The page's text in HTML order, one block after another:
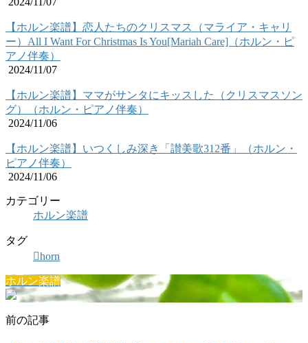
【ホルン楽譜】恋人たちのクリスマス（マライア・キャリ
ー）All I Want For Christmas Is You[Mariah Care]（ホルン・ピ
アノ伴奏）
2024/11/07
【ホルン楽譜】ママがサンタにキッスした（クリスマスソン
グ）（ホルン・ピアノ伴奏）
2024/11/06
【ホルン楽譜】いつくしみ深き「讃美歌312番」（ホルン・
ピアノ伴奏）
2024/11/06
カテゴリー
ホルン楽譜
タグ
horn
ホルン楽譜
前の記事